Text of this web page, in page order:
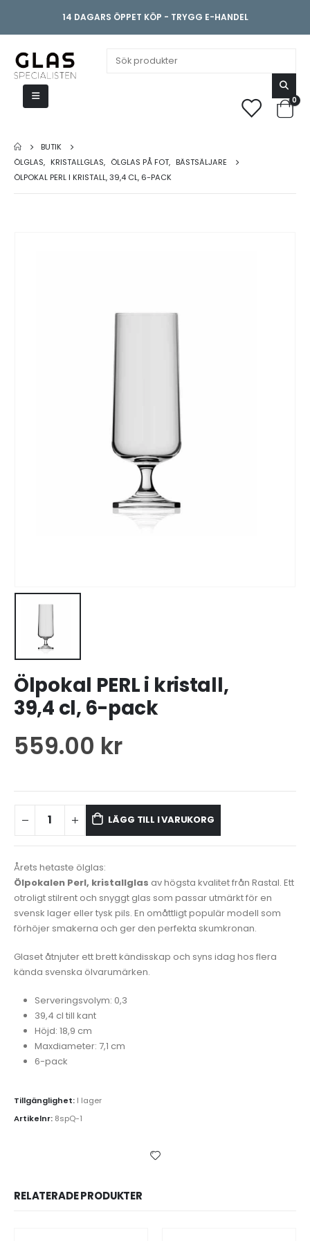
14 DAGARS ÖPPET KÖP - TRYGG E-HANDEL
0
BUTIK
ÖLGLAS, KRISTALLGLAS, ÖLGLAS PÅ FOT, BÄSTSÄLJARE
ÖLPOKAL PERL I KRISTALL, 39,4 CL, 6-PACK
Ölpokal PERL i kristall,
39,4 cl, 6-pack
559.00 kr
LÄGG TILL I VARUKORG
Årets hetaste ölglas:
Ölpokalen Perl, kristallglas av högsta kvalitet från Rastal. Ett
otroligt stilrent och snyggt glas som passar utmärkt för en
svensk lager eller tysk pils. En omåttligt populär modell som
förhöjer smakerna och ger den perfekta skumkronan.
Glaset åtnjuter ett brett kändisskap och syns idag hos flera
kända svenska ölvarumärken.
Serveringsvolym: 0,3
39,4 cl till kant
Höjd: 18,9 cm
Maxdiameter: 7,1 cm
6-pack
Tillgänglighet: I lager
Artikelnr: 8spQ-1
RELATERADE PRODUKTER